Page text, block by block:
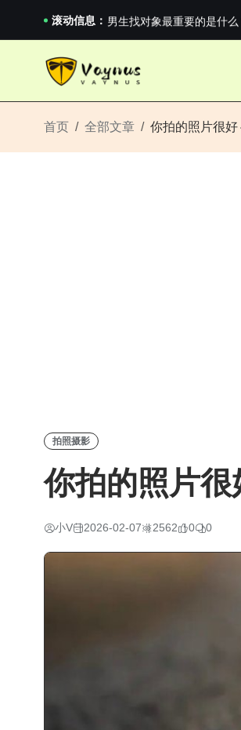
滚动信息： 男生找对象最重要的是什么
2026澳网男单收官：全满
男生找对象最重要的是什
首页 全部文章 你拍的照片很好
拍照摄影
你拍的照片很
小V 2026-02-07 2562 0 0